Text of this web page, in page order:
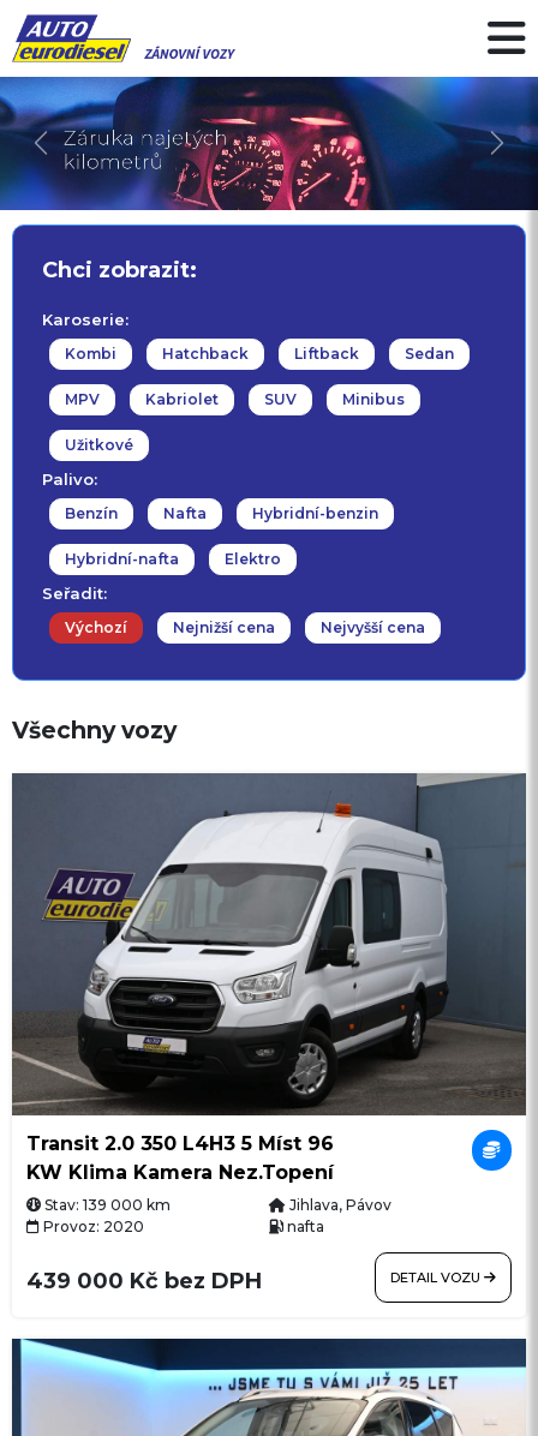
Předchozí Další
Chci zobrazit:
Karoserie:
Kombi Hatchback Liftback Sedan
MPV Kabriolet SUV Minibus
Užitkové
Palivo:
Benzín Nafta Hybridní-benzin
Hybridní-nafta Elektro
Seřadit:
Výchozí Nejnižší cena Nejvyšší cena
Všechny vozy
Transit 2.0 350 L4H3 5 Míst 96
KW Klima Kamera Nez.Topení
Stav: 139 000 km
Jihlava, Pávov
Provoz: 2020
nafta
439 000 Kč bez DPH DETAIL VOZU